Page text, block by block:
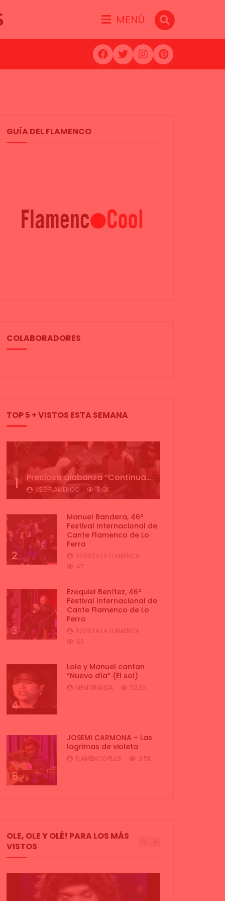
MENÚ
GUÍA DEL FLAMENCO
COLABORADORES
TOP 5 + VISTOS ESTA SEMANA
1 Preciosa alabanza “Continua” cantada por ALBA CORTES acompañada de IVAN a la guitarra | VEOFLAMENCO
VEO FLAMENCO 8.6K
2
Manuel Bandera, 46º
Festival Internacional de
Cante Flamenco de Lo
Ferro
REVISTA LA FLAMENCA
47
3
Ezequiel Benítez, 46º
Festival Internacional de
Cante Flamenco de Lo
Ferro
REVISTA LA FLAMENCA
53
4
Lole y Manuel cantan
“Nuevo día” (El sol)
MEMORANDA 52.5K
5
JOSEMI CARMONA – Las
lagrimas de violeta
FLAMENCO PLUS 3.5K
OLE, OLE Y OLÉ! PARA LOS MÁS
VISTOS